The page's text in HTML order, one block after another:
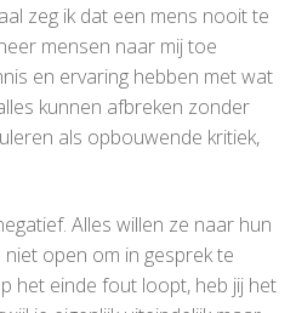
zeg ik dat een mens nooit te
mensen naar mij toe
en ervaring hebben met wat
kunnen afbreken zonder
als opbouwende kritiek,
Alles willen ze naar hun
open om in gesprek te
het einde fout loopt, heb jij het